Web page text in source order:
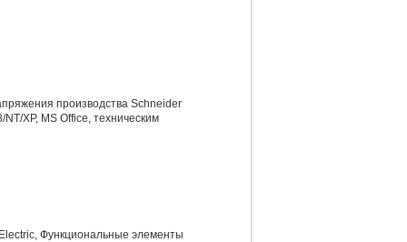
производства Schneider
ХР, MS Office, техническим
Функциональные элементы